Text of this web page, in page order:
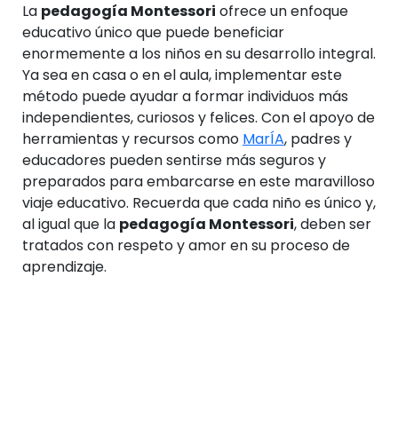
La pedagogía Montessori ofrece un enfoque
educativo único que puede beneficiar
enormemente a los niños en su desarrollo integral.
Ya sea en casa o en el aula, implementar este
método puede ayudar a formar individuos más
independientes, curiosos y felices. Con el apoyo de
herramientas y recursos como MarÍA, padres y
educadores pueden sentirse más seguros y
preparados para embarcarse en este maravilloso
viaje educativo. Recuerda que cada niño es único y,
al igual que la pedagogía Montessori, deben ser
tratados con respeto y amor en su proceso de
aprendizaje.